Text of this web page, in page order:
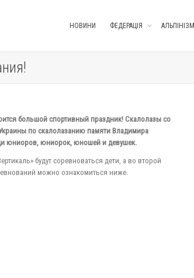
НОВИНИ ФЕДЕРАЦІЯ АЛЬПІНІЗМ
большой спортивный праздник! Скалолазы со
по скалолазанию памяти Владимира
юниоров, юниорок, юношей и девушек.
будут соревноваться дети, а во второй
можно ознакомиться ниже.